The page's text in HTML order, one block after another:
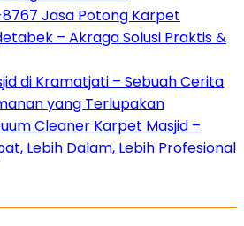
Jasa Potong Karpet
– Akraga Solusi Praktis &
di Kramatjati – Sebuah Cerita
yang Terlupakan
Cleaner Karpet Masjid –
Lebih Dalam, Lebih Profesional